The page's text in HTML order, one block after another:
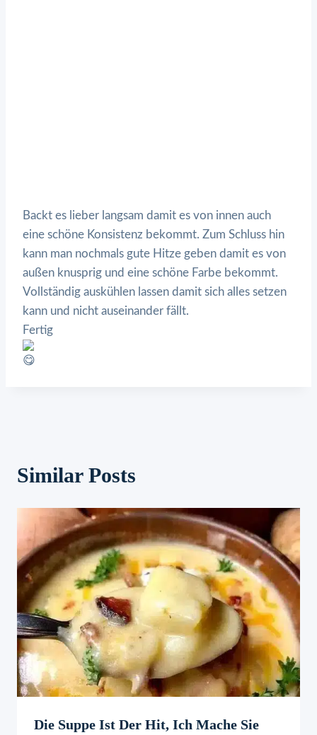
Backt es lieber langsam damit es von innen auch
eine schöne Konsistenz bekommt. Zum Schluss hin
kann man nochmals gute Hitze geben damit es von
außen knusprig und eine schöne Farbe bekommt.
Vollständig auskühlen lassen damit sich alles setzen
kann und nicht auseinander fällt.
Fertig
Similar Posts
Die Suppe Ist Der Hit, Ich Mache Sie